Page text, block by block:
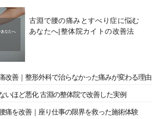
古淵で腰の痛みとすべり症に悩む
あなたへ|整体院カイトの改善法
改善｜整形外科で治らなかった痛みが変わる理由
いほど悪化 古淵の整体院で改善した実例
痛を改善｜座り仕事の限界を救った施術体験